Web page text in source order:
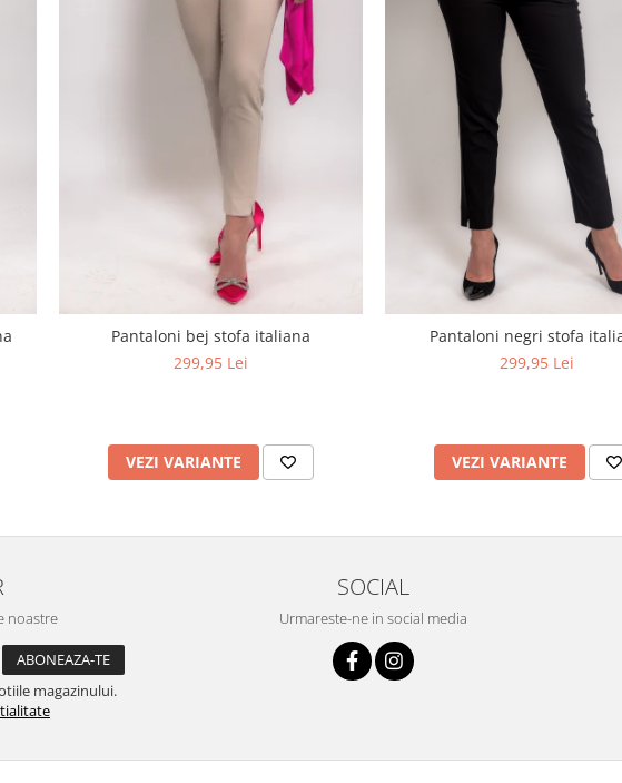
Pantaloni bej stofa italiana
299,95 Lei
VEZI VARIANTE
Pantaloni negri stofa
299,95 Lei
VEZI VARIANTE
noastre
magazinului.
SOCIAL
Urmareste-ne in social media